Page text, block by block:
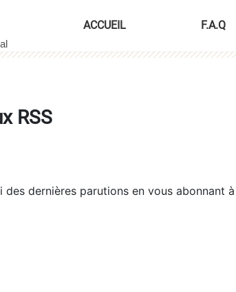
ACCUEIL F.A.Q
RSS
dernières parutions en vous abonnant